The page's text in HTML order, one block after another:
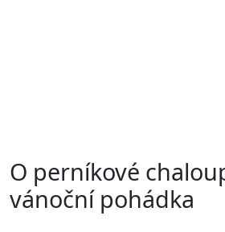
O perníkové
vánoční pohádka